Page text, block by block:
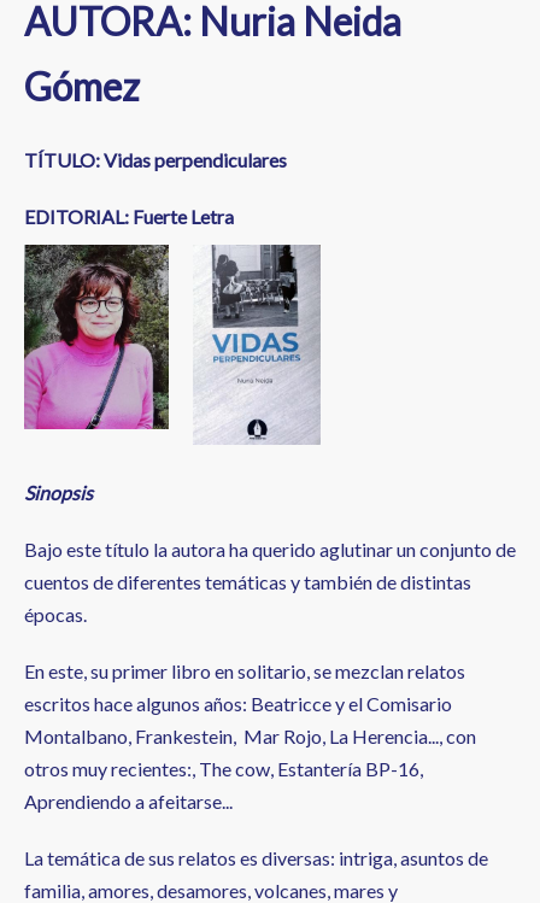
AUTORA: Nuria Neida
Gómez
TÍTULO: Vidas perpendiculares
EDITORIAL: Fuerte Letra
Sinopsis
Bajo este título la autora ha querido aglutinar un conjunto de
cuentos de diferentes temáticas y también de distintas
épocas.
En este, su primer libro en solitario, se mezclan relatos
escritos hace algunos años: Beatricce y el Comisario
Montalbano, Frankestein, Mar Rojo, La Herencia..., con
otros muy recientes:, The cow, Estantería BP-16,
Aprendiendo a afeitarse...
La temática de sus relatos es diversas: intriga, asuntos de
familia, amores, desamores, volcanes, mares y